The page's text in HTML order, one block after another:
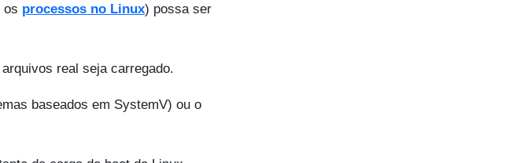
os processos no Linux) possa ser
real seja carregado.
baseados em SystemV) ou o